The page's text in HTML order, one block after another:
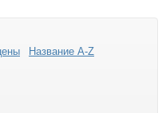
Название A-Z